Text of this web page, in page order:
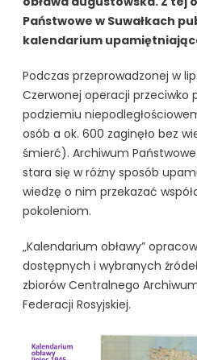
Państwowe w Suwałkach
kalendarium
Podczas przeprowadzonej w
Czerwonej operacji przeciwko
podziemiu
osób a ok. 600 zaginęło bez
śmierć). Archiwum
stara się w różny sposób
wiedzę o nim przekazać
pokoleniom.
„Kalendarium obławy”
dostępnych i wybranych
zbiorów Centralnego
Federacji Rosyjskiej.